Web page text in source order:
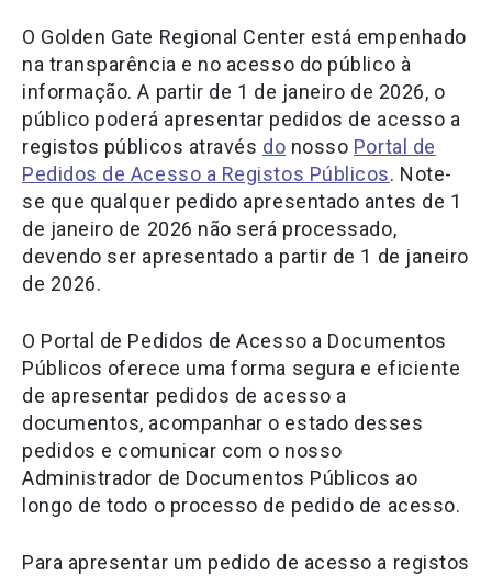
O Golden Gate Regional Center está empenhado
na transparência e no acesso do público à
informação. A partir de 1 de janeiro de 2026, o
público poderá apresentar pedidos de acesso a
registos públicos através do nosso Portal de
Pedidos de Acesso a Registos Públicos. Note-
se que qualquer pedido apresentado antes de 1
de janeiro de 2026 não será processado,
devendo ser apresentado a partir de 1 de janeiro
de 2026.
O Portal de Pedidos de Acesso a Documentos
Públicos oferece uma forma segura e eficiente
de apresentar pedidos de acesso a
documentos, acompanhar o estado desses
pedidos e comunicar com o nosso
Administrador de Documentos Públicos ao
longo de todo o processo de pedido de acesso.
Para apresentar um pedido de acesso a registos